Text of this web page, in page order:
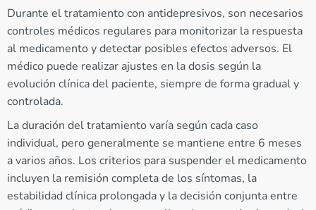
Durante el tratamiento con antidepresivos, son necesarios
controles médicos regulares para monitorizar la respuesta
al medicamento y detectar posibles efectos adversos. El
médico puede realizar ajustes en la dosis según la
evolución clínica del paciente, siempre de forma gradual y
controlada.
La duración del tratamiento varía según cada caso
individual, pero generalmente se mantiene entre 6 meses
a varios años. Los criterios para suspender el medicamento
incluyen la remisión completa de los síntomas, la
estabilidad clínica prolongada y la decisión conjunta entre